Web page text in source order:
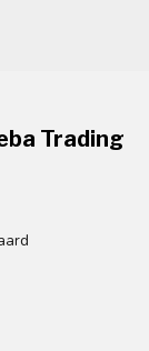
Trading